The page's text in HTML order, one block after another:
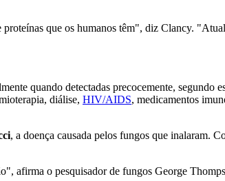
que os humanos têm", diz Clancy.
quando detectadas precocemente, segundo
diálise, HIV/AIDS, medicamentos
, a doença causada pelos fungos que inalaram.
afirma o pesquisador de fungos George